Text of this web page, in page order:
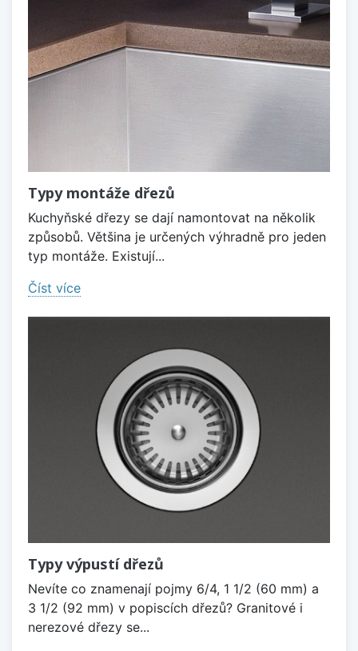
Typy montáže dřezů
Kuchyňské dřezy se dají namontovat na několik
způsobů. Většina je určených výhradně pro jeden
typ montáže. Existují...
Číst více
Typy výpustí dřezů
Nevíte co znamenají pojmy 6/4, 1 1/2 (60 mm) a
3 1/2 (92 mm) v popiscích dřezů? Granitové i
nerezové dřezy se...